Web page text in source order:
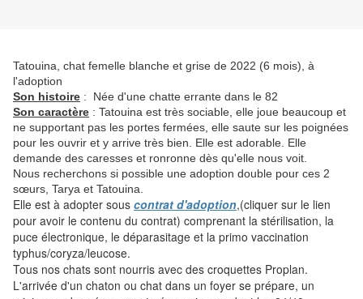
Tatouina, chat femelle blanche et grise de 2022 (6 mois), à
l'adoption
Son histoire : Née d'une chatte errante dans le 82
Son caractère : Tatouina est très sociable, elle joue beaucoup et
ne supportant pas les portes fermées, elle saute sur les poignées
pour les ouvrir et y arrive très bien. Elle est adorable. Elle
demande des caresses et ronronne dès qu'elle nous voit.
Nous recherchons si possible une adoption double pour ces 2
sœurs, Tarya et Tatouina.
Elle est à adopter sous contrat d'adoption,(cliquer sur le lien
pour avoir le contenu du contrat) comprenant la stérilisation, la
puce électronique, le déparasitage et la primo vaccination
typhus/coryza/leucose.
Tous nos chats sont nourris avec des croquettes Proplan.
L'arrivée d'un chaton ou chat dans un foyer se prépare, un